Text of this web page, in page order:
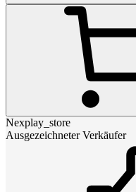
Nexplay_store
Ausgezeichneter Verkäufer